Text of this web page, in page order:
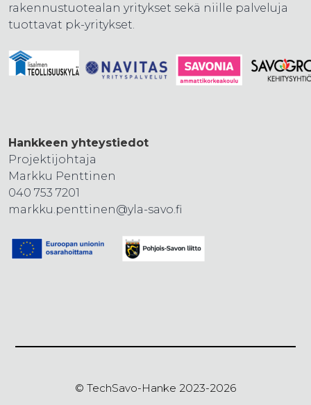
rakennustuotealan yritykset sekä niille palveluja
tuottavat pk-yritykset.
Hankkeen yhteystiedot
Projektijohtaja
Markku Penttinen
040 753 7201
markku.penttinen@yla-savo.fi
© TechSavo-Hanke 2023-2026